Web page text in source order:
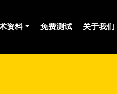
资料 免费测试 关于我们